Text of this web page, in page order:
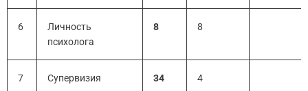
6
Личность
психолога
8 8
7 Супервизия 34 4